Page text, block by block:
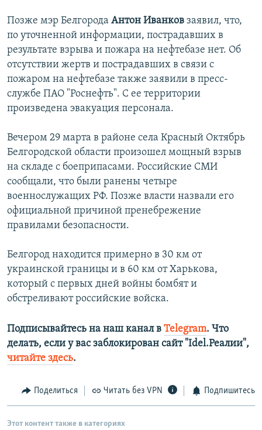
Позже мэр Белгорода Антон Иванков заявил, что,
по уточненной информации, пострадавших в
результате взрыва и пожара на нефтебазе нет. Об
отсутствии жертв и пострадавших в связи с
пожаром на нефтебазе также заявили в пресс-
службе ПАО "Роснефть". С ее территории
произведена эвакуация персонала.
Вечером 29 марта в районе села Красный Октябрь
Белгородской области произошел мощный взрыв
на складе с боеприпасами. Российские СМИ
сообщали, что были ранены четыре
военнослужащих РФ. Позже власти назвали его
официальной причиной пренебрежение
правилами безопасности.
Белгород находится примерно в 30 км от
украинской границы и в 60 км от Харькова,
который с первых дней войны бомбят и
обстреливают российские войска.
Подписывайтесь на наш канал в Telegram. Что
делать, если у вас заблокирован сайт "Idel.Реалии",
читайте здесь.
Поделиться Читать без VPN Подпишитесь
Этот контент также в категориях